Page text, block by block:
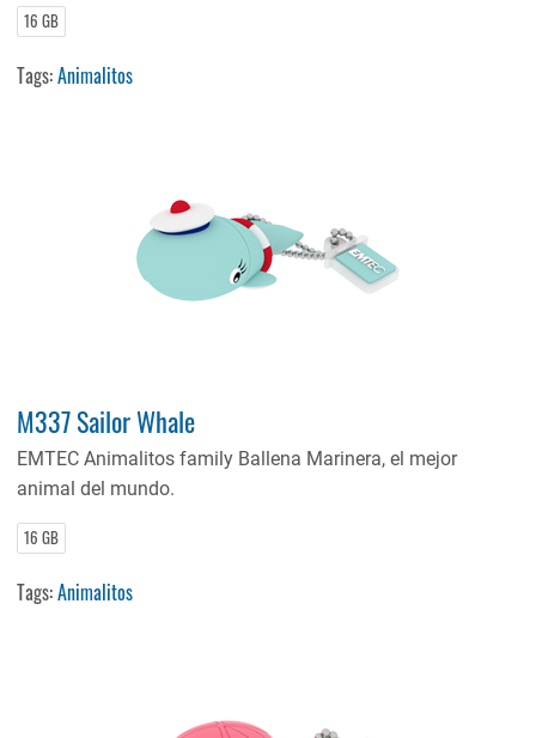
16 GB
Tags:Animalitos
M337 Sailor Whale
EMTEC Animalitos family Ballena Marinera, el mejor
animal del mundo.
16 GB
Tags:Animalitos